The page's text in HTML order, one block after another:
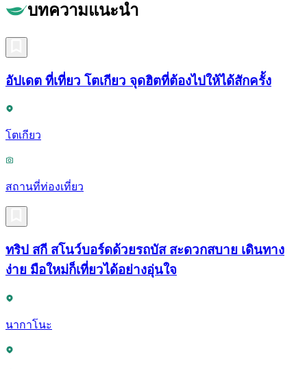
บทความแนะนำ
อัปเดต ที่เที่ยว โตเกียว จุดฮิตที่ต้องไปให้ได้สักครั้ง
โตเกียว
สถานที่ท่องเที่ยว
ทริป สกี สโนว์บอร์ดด้วยรถบัส สะดวกสบาย เดินทาง
ง่าย มือใหม่ก็เที่ยวได้อย่างอุ่นใจ
นากาโนะ